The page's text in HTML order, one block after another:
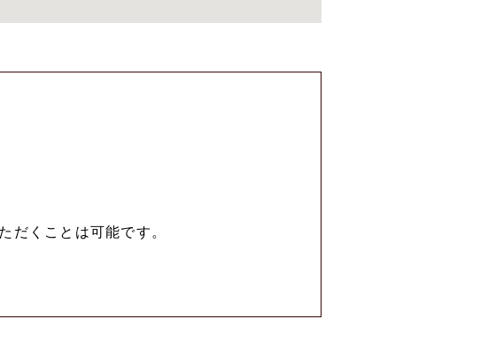
くことは可能です。